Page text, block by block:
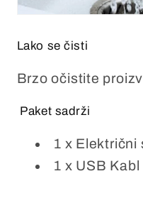
Lako se čisti
Brzo očistite
Paket sadrži
1 x Električni
1 x USB Kabl